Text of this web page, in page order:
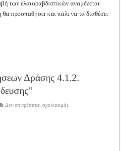
των ελαιοραβδιστικών αναμένεται
προσπαθήσει και πάλι να τα διαθέσει
Δράσης 4.1.2.
Δεν επιτρέπεται σχολιασμόςστο